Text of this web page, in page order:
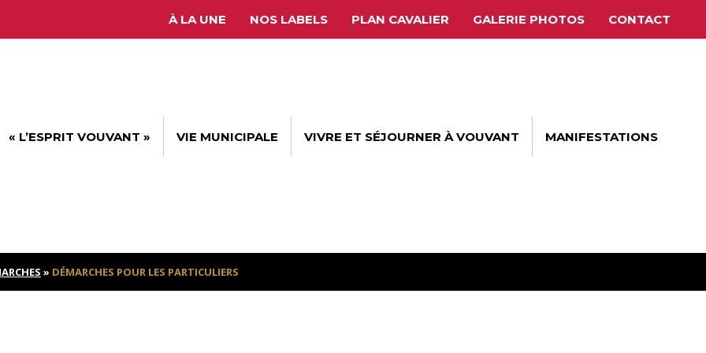
À LA UNE NOS LABELS PLAN CAVALIER GALERIE PHOTOS CONTACT
« L’ESPRIT VOUVANT » VIE MUNICIPALE VIVRE ET SÉJOURNER À VOUVANT MANIFESTATIONS
» DÉMARCHES POUR LES PARTICULIERS